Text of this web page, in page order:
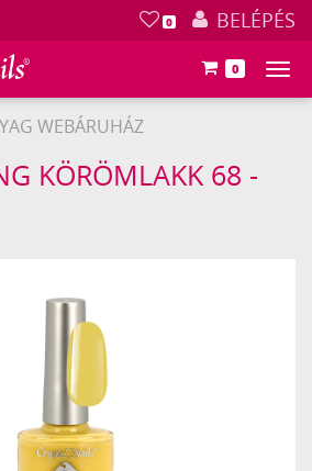
0 BELÉPÉS
0
WEBÁRUHÁZ
KÖRÖMLAKK 68 -